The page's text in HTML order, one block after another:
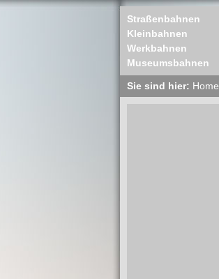
Straßenbahnen
Kleinbahnen
Werkbahnen
Museumsbahnen
Sie sind hier: Home